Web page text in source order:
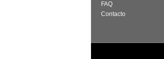
FAQ
Contacto